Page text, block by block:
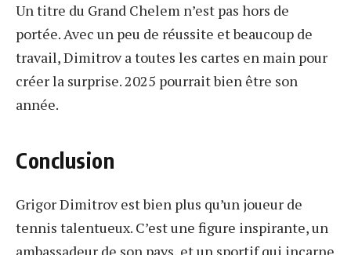
Un titre du Grand Chelem n’est pas hors de
portée. Avec un peu de réussite et beaucoup de
travail, Dimitrov a toutes les cartes en main pour
créer la surprise. 2025 pourrait bien être son
année.
Conclusion
Grigor Dimitrov est bien plus qu’un joueur de
tennis talentueux. C’est une figure inspirante, un
ambassadeur de son pays, et un sportif qui incarne